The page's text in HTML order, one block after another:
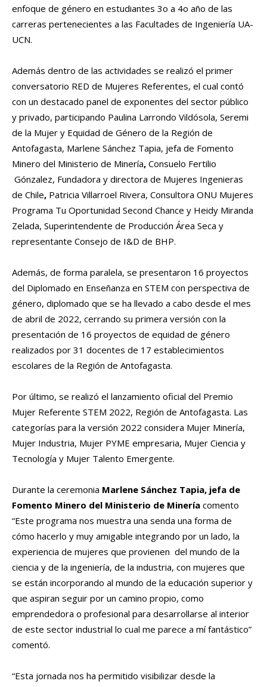
enfoque de género en estudiantes 3o a 4o año de las
carreras pertenecientes a las Facultades de Ingeniería UA-
UCN.
Además dentro de las actividades se realizó el primer
conversatorio RED de Mujeres Referentes, el cual contó
con un destacado panel de exponentes del sector público
y privado, participando Paulina Larrondo Vildósola, Seremi
de la Mujer y Equidad de Género de la Región de
Antofagasta, Marlene Sánchez Tapia, jefa de Fomento
Minero del Ministerio de Minería, Consuelo Fertilio
Gónzalez, Fundadora y directora de Mujeres Ingenieras
de Chile, Patricia Villarroel Rivera, Consultora ONU Mujeres
Programa Tu Oportunidad Second Chance y Heidy Miranda
Zelada, Superintendente de Producción Área Seca y
representante Consejo de I&D de BHP.
Además, de forma paralela, se presentaron 16 proyectos
del Diplomado en Enseñanza en STEM con perspectiva de
género, diplomado que se ha llevado a cabo desde el mes
de abril de 2022, cerrando su primera versión con la
presentación de 16 proyectos de equidad de género
realizados por 31 docentes de 17 establecimientos
escolares de la Región de Antofagasta.
Por último, se realizó el lanzamiento oficial del Premio
Mujer Referente STEM 2022, Región de Antofagasta. Las
categorías para la versión 2022 considera Mujer Minería,
Mujer Industria, Mujer PYME empresaria, Mujer Ciencia y
Tecnología y Mujer Talento Emergente.
Durante la ceremonia Marlene Sánchez Tapia, jefa de
Fomento Minero del Ministerio de Minería comento
“Este programa nos muestra una senda una forma de
cómo hacerlo y muy amigable integrando por un lado, la
experiencia de mujeres que provienen del mundo de la
ciencia y de la ingeniería, de la industria, con mujeres que
se están incorporando al mundo de la educación superior y
que aspiran seguir por un camino propio, como
emprendedora o profesional para desarrollarse al interior
de este sector industrial lo cual me parece a mí fantástico”
comentó.
“Esta jornada nos ha permitido visibilizar desde la